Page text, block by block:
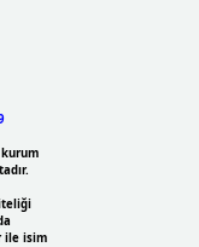
ile isim